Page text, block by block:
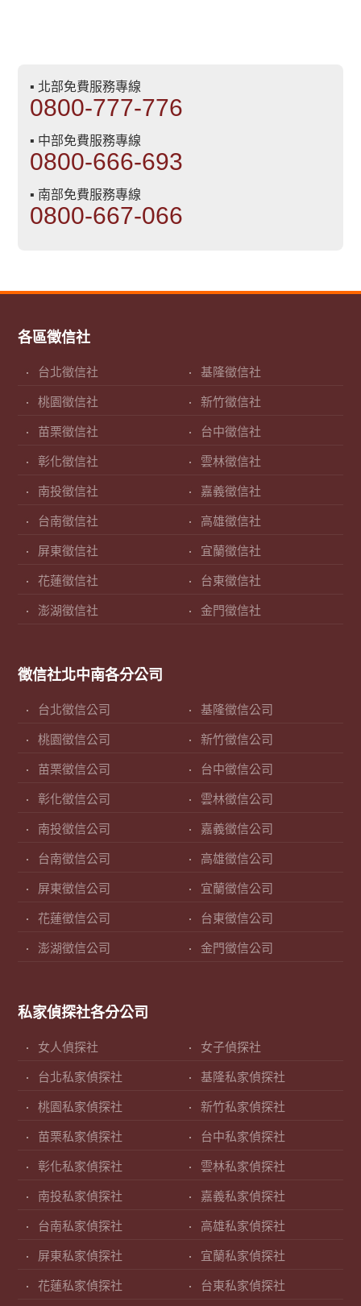
▪ 北部免費服務專線
0800-777-776
▪ 中部免費服務專線
0800-666-693
▪ 南部免費服務專線
0800-667-066
各區徵信社
台北徵信社 基隆徵信社
桃園徵信社 新竹徵信社
苗栗徵信社 台中徵信社
彰化徵信社 雲林徵信社
南投徵信社 嘉義徵信社
台南徵信社 高雄徵信社
屏東徵信社 宜蘭徵信社
花蓮徵信社 台東徵信社
澎湖徵信社 金門徵信社
徵信社北中南各分公司
台北徵信公司 基隆徵信公司
桃園徵信公司 新竹徵信公司
苗栗徵信公司 台中徵信公司
彰化徵信公司 雲林徵信公司
南投徵信公司 嘉義徵信公司
台南徵信公司 高雄徵信公司
屏東徵信公司 宜蘭徵信公司
花蓮徵信公司 台東徵信公司
澎湖徵信公司 金門徵信公司
私家偵探社各分公司
女人偵探社 女子偵探社
台北私家偵探社 基隆私家偵探社
桃園私家偵探社 新竹私家偵探社
苗栗私家偵探社 台中私家偵探社
彰化私家偵探社 雲林私家偵探社
南投私家偵探社 嘉義私家偵探社
台南私家偵探社 高雄私家偵探社
屏東私家偵探社 宜蘭私家偵探社
花蓮私家偵探社 台東私家偵探社